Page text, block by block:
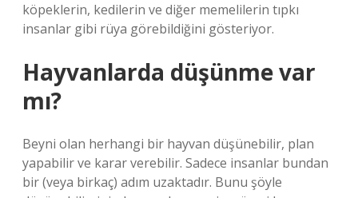
köpeklerin, kedilerin ve diğer memelilerin tıpkı
insanlar gibi rüya görebildiğini gösteriyor.
Hayvanlarda düşünme var
mı?
Beyni olan herhangi bir hayvan düşünebilir, plan
yapabilir ve karar verebilir. Sadece insanlar bundan
bir (veya birkaç) adım uzaktadır. Bunu şöyle